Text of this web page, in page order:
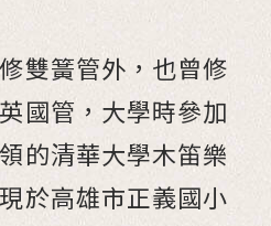
雙簧管外，也曾修
國管，大學時參加
的清華大學木笛樂
於高雄市正義國小